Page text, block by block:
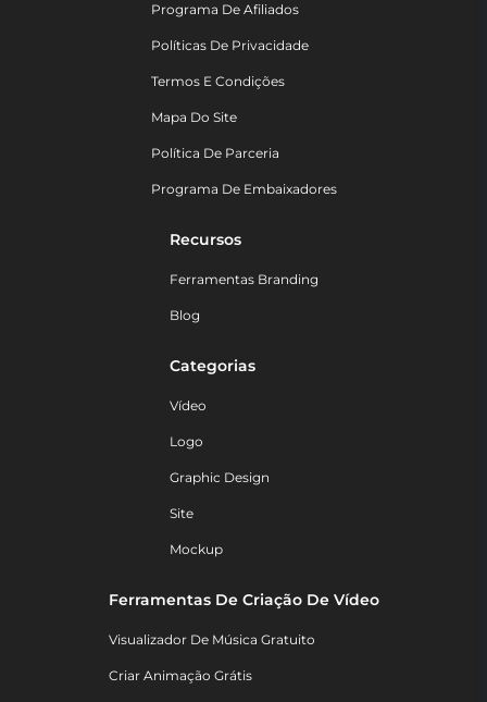
Programa De Afiliados
Políticas De Privacidade
Termos E Condições
Mapa Do Site
Política De Parceria
Programa De Embaixadores
Recursos
Ferramentas Branding
Blog
Categorias
Vídeo
Logo
Graphic Design
Site
Mockup
Ferramentas De Criação De Vídeo
Visualizador De Música Gratuito
Criar Animação Grátis